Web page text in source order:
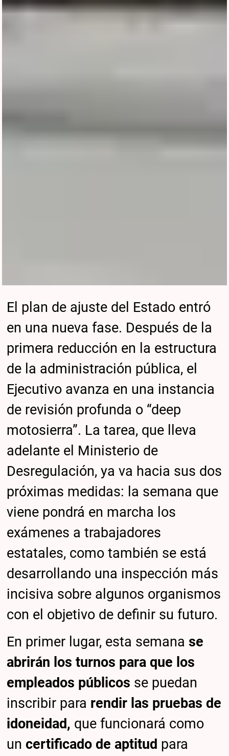
El plan de ajuste del Estado entró
en una nueva fase. Después de la
primera reducción en la estructura
de la administración pública, el
Ejecutivo avanza en una instancia
de revisión profunda o “deep
motosierra”. La tarea, que lleva
adelante el Ministerio de
Desregulación, ya va hacia sus dos
próximas medidas: la semana que
viene pondrá en marcha los
exámenes a trabajadores
estatales, como también se está
desarrollando una inspección más
incisiva sobre algunos organismos
con el objetivo de definir su futuro.
En primer lugar, esta semanase
abrirán los turnos para que los
empleados públicos se puedan
inscribir para rendir las pruebas de
idoneidad, que funcionará como
uncertificado de aptitud para